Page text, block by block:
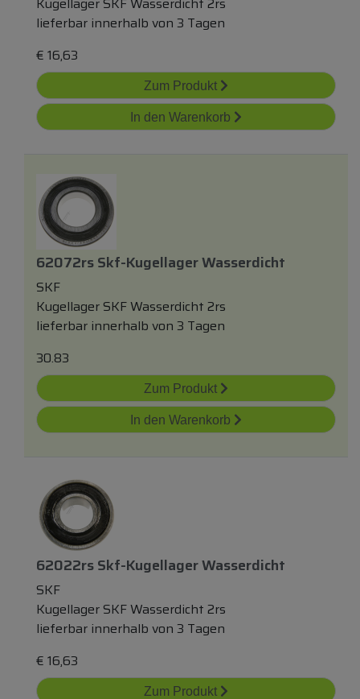
lieferbar innerhalb von 3 Tagen
€ 16,63
Zum Produkt
In den Warenkorb
62072rs Skf-Kugellager Wasserdicht
SKF
Kugellager SKF Wasserdicht 2rs
lieferbar innerhalb von 3 Tagen
30.83
Zum Produkt
In den Warenkorb
62022rs Skf-Kugellager Wasserdicht
SKF
Kugellager SKF Wasserdicht 2rs
lieferbar innerhalb von 3 Tagen
€ 16,63
Zum Produkt